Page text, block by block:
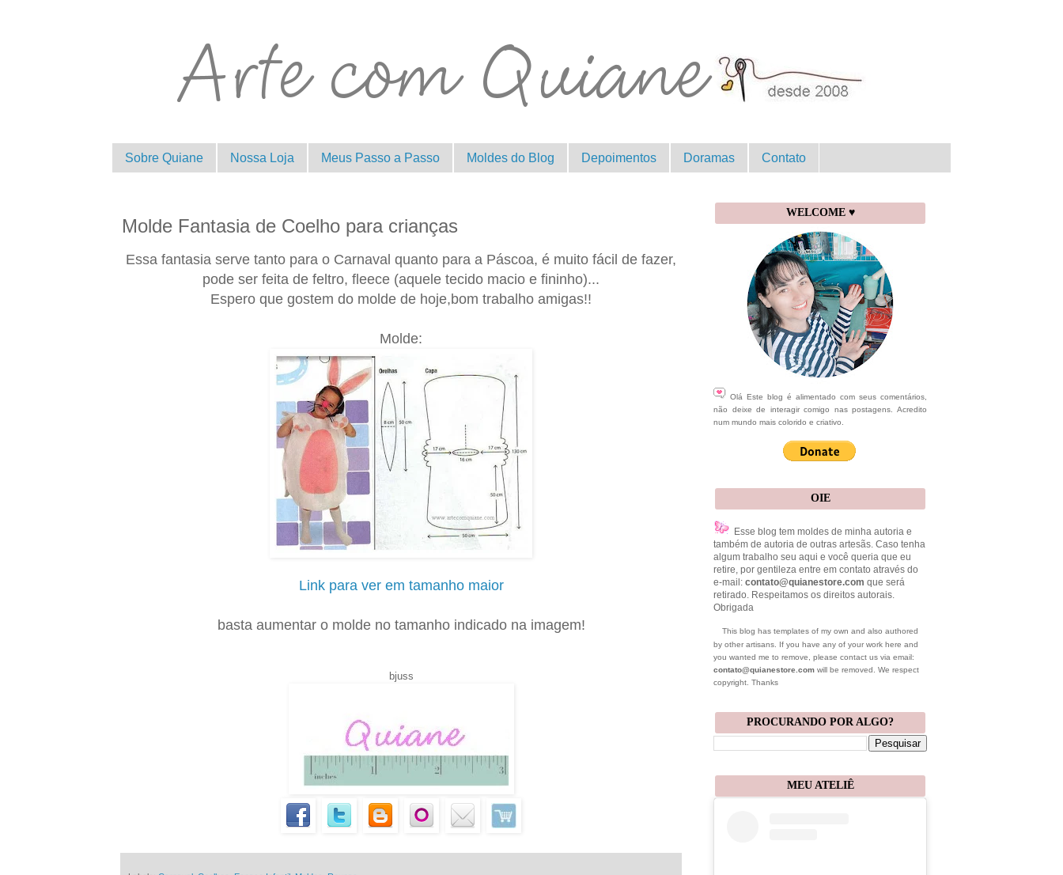
Sobre Quiane Nossa Loja Meus Passo a Passo Moldes do Blog Depoimentos Doramas Contato
Molde Fantasia de Coelho para crianças
Essa fantasia serve tanto para o Carnaval quanto para a Páscoa, é muito fácil de fazer,
pode ser feita de feltro, fleece (aquele tecido macio e fininho)...
Espero que gostem do molde de hoje,bom trabalho amigas!!
Molde:
Link para ver em tamanho maior
basta aumentar o molde no tamanho indicado na imagem!
bjuss
WELCOME ♥
Olá Este blog é alimentado com seus comentários,
não deixe de interagir comigo nas postagens. Acredito
num mundo mais colorido e criativo.
OIE
Esse blog tem moldes de minha autoria e
também de autoria de outras artesãs. Caso tenha
algum trabalho seu aqui e você queria que eu
retire, por gentileza entre em contato através do
e-mail: contato@quianestore.com que será
retirado. Respeitamos os direitos autorais.
Obrigada
This blog has templates of my own and also authored
by other artisans. If you have any of your work here and
you wanted me to remove, please contact us via email:
contato@quianestore.com will be removed. We respect
copyright. Thanks
PROCURANDO POR ALGO?
MEU ATELIÊ